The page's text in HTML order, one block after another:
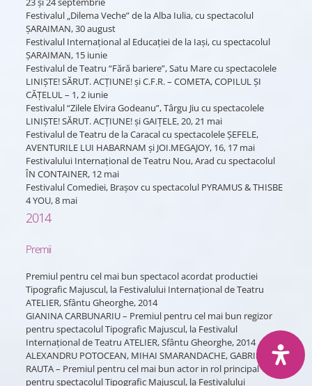
Festivalul „Dilema Veche” de la Alba Iulia, cu spectacolul
ŞARAIMAN, 30 august
Festivalul Internaţional al Educaţiei de la Iaşi, cu spectacolul
ŞARAIMAN, 15 iunie
Festivalul de Teatru “Fără bariere”, Satu Mare cu spectacolele
LINIŞTE! SĂRUT. ACŢIUNE! şi C.F.R. – COMETA, COPILUL ŞI
CĂŢELUL – 1, 2 iunie
Festivalul “Zilele Elvira Godeanu”, Târgu Jiu cu spectacolele
LINIŞTE! SĂRUT. ACŢIUNE! şi GAIŢELE, 20, 21 mai
Festivalul de Teatru de la Caracal cu spectacolele ŞEFELE,
AVENTURILE LUI HABARNAM şi JOI.MEGAJOY, 16, 17 mai
Festivalului Internaţional de Teatru Nou, Arad cu spectacolul
ÎN CONTAINER, 12 mai
Festivalul Comediei, Braşov cu spectacolul PYRAMUS & THISBE
4 YOU, 8 mai
2014
Premii
Premiul pentru cel mai bun spectacol acordat productiei
Tipografic Majuscul, la Festivalului Internaţional de Teatru
ATELIER, Sfântu Gheorghe, 2014
GIANINA CARBUNARIU – Premiul pentru cel mai bun regizor
pentru spectacolul Tipografic Majuscul, la Festivalul
Internaţional de Teatru ATELIER, Sfântu Gheorghe, 2014
ALEXANDRU POTOCEAN, MIHAI SMARANDACHE, GABRIEL
RAUTA – Premiul pentru cel mai bun actor in rol principal
pentru spectacolul Tipografic Majuscul, la Festivalului